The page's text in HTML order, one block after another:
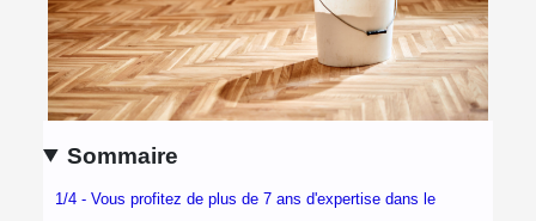
Sommaire
1/4 - Vous profitez de plus de 7 ans d'expertise dans le